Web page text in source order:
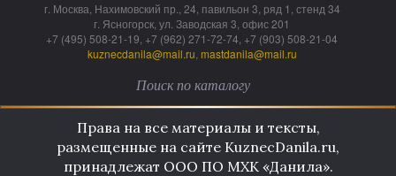
г. Москва, Нахимовский пр., 24, павильон 3, ряд 1, стенд 34
г. Ясногорск, ул. Заводская 3, офис 201
+7 (495) 508-21-19, +7 (962) 271-72-74, +7 (903) 508-21-04
kuznecdanila@mail.ru mastdanila@mail.ru
Права на все материалы и тексты,
размещенные на сайте KuznecDanila.ru,
принадлежат ООО ПО МХК «Данила».